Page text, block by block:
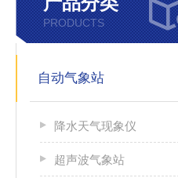
PRODUCTS
自动气象站
降水天气现象仪
超声波气象站